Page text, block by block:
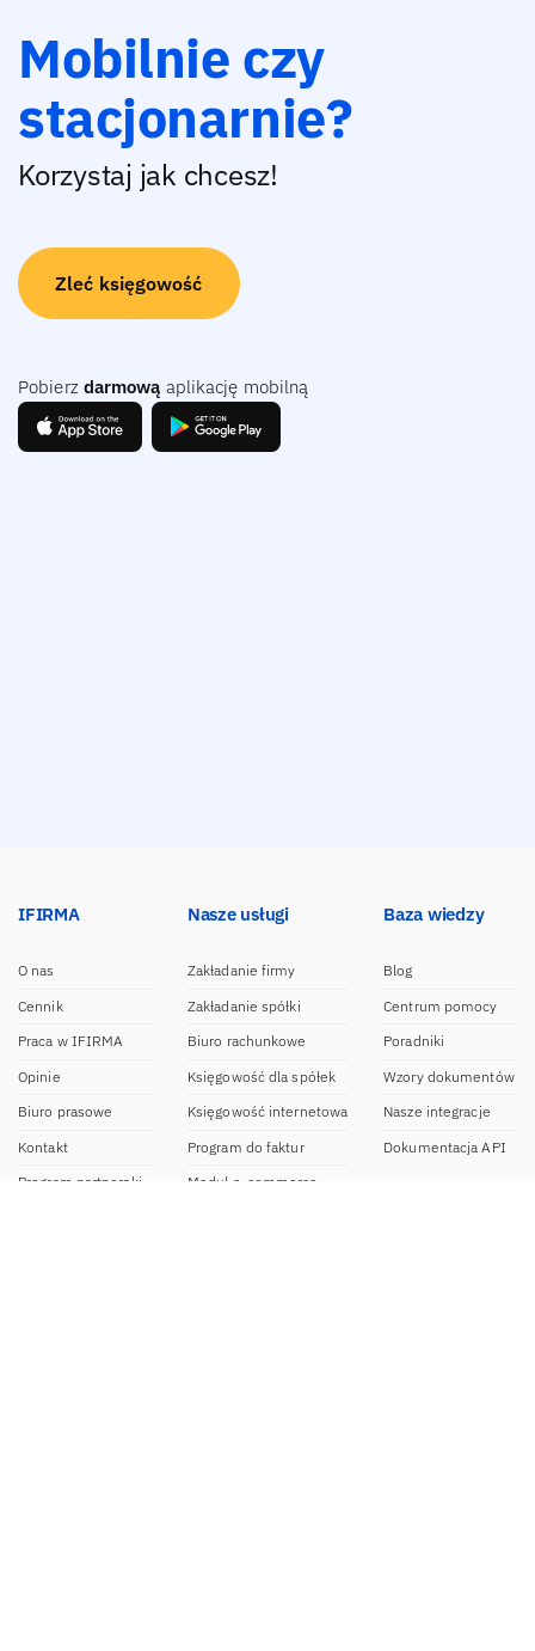
Mobilnie czy
stacjonarnie?
Korzystaj jak chcesz!
Zleć księgowość
Pobierz darmową aplikację mobilną
IFIRMA
O nas
Cennik
Praca w IFIRMA
Opinie
Biuro prasowe
Kontakt
Program partnerski
Nasze usługi
Zakładanie firmy
Zakładanie spółki
Biuro rachunkowe
Księgowość dla spółek
Księgowość internetowa
Program do faktur
Moduł e-commerce
Baza wiedzy
Blog
Centrum pomocy
Poradniki
Wzory dokumentów
Nasze integracje
Dokumentacja API